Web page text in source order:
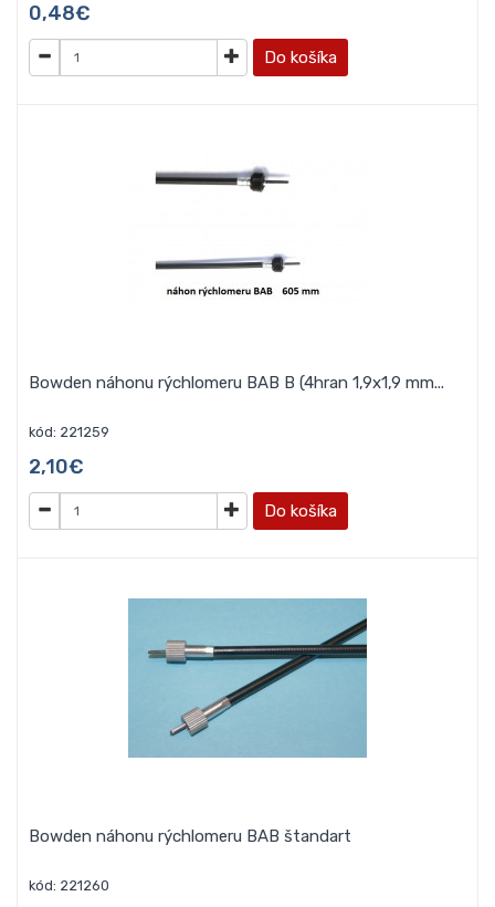
0,48€
Do košíka
Bowden náhonu rýchlomeru BAB B (4hran 1,9x1,9 mm...
kód: 221259
2,10€
Do košíka
Bowden náhonu rýchlomeru BAB štandart
kód: 221260